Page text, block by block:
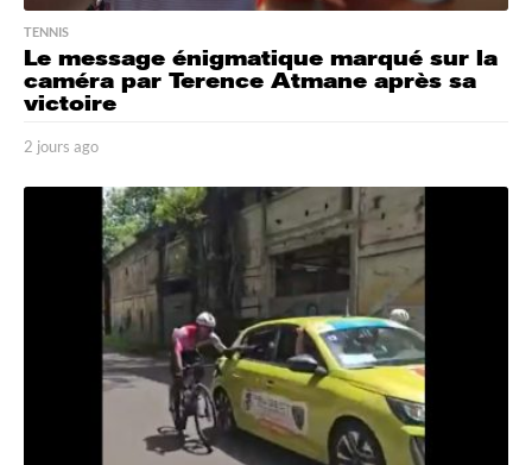
TENNIS
Le message énigmatique marqué sur la
caméra par Terence Atmane après sa
victoire
2 jours ago
o
u
r
s
a
o